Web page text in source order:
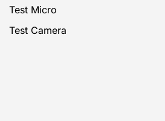
Test Micro
Test Camera